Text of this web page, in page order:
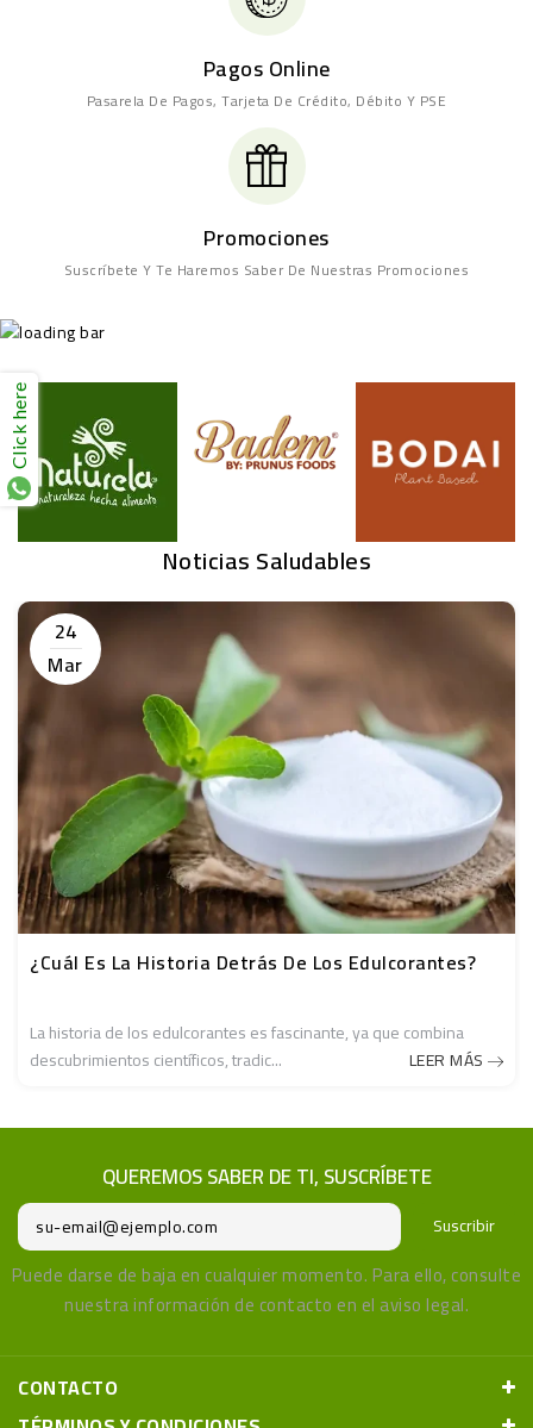
Pagos Online
Pasarela De Pagos, Tarjeta De Crédito, Débito Y PSE
Promociones
Suscríbete Y Te Haremos Saber De Nuestras Promociones
Noticias Saludables
24
Mar
¿Cuál Es La Historia Detrás De Los Edulcorantes?
La historia de los edulcorantes es fascinante, ya que combina
descubrimientos científicos, tradic...
LEER MÁS
QUEREMOS SABER DE TI, SUSCRÍBETE
Suscribir
Puede darse de baja en cualquier momento. Para ello, consulte
nuestra información de contacto en el aviso legal.
CONTACTO
Click here